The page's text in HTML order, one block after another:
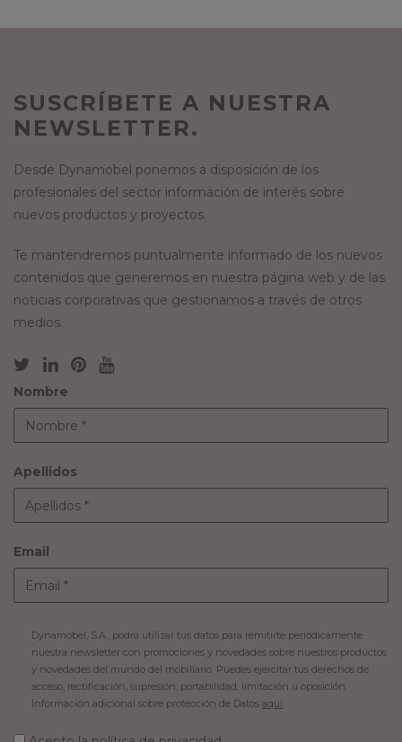
SUSCRÍBETE A NUESTRA
NEWSLETTER.
Desde Dynamobel ponemos a disposición de los
profesionales del sector información de interés sobre
nuevos productos y proyectos.
Te mantendremos puntualmente informado de los nuevos
contenidos que generemos en nuestra página web y de las
noticias corporativas que gestionamos a través de otros
medios.
Nombre
Apellidos
Email
Dynamobel, S.A., podrá utilizar tus datos para remitirte periódicamente
nuestra newsletter con promociones y novedades sobre nuestros productos
y novedades del mundo del mobiliario. Puedes ejercitar tus derechos de
acceso, rectificación, supresión, portabilidad, limitación u oposición.
Información adicional sobre protección de Datos aquí